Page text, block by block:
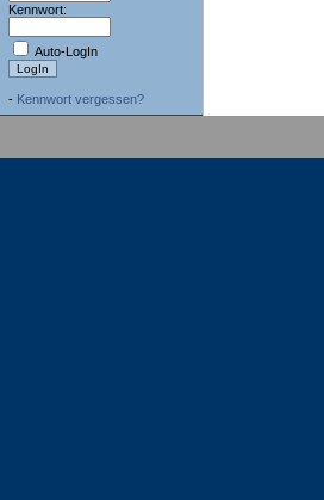
Kennwort:
Auto-LogIn
- Kennwort vergessen?